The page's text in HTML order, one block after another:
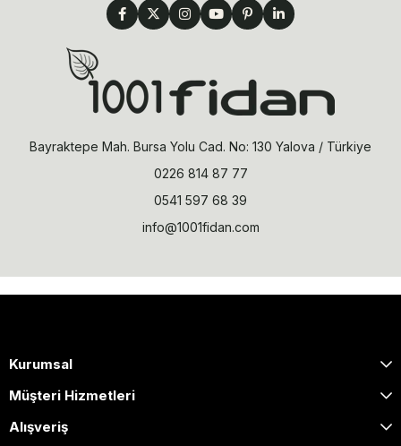
Bayraktepe Mah. Bursa Yolu Cad. No: 130 Yalova / Türkiye
0226 814 87 77
0541 597 68 39
info@1001fidan.com
Kurumsal
Müşteri Hizmetleri
Alışveriş